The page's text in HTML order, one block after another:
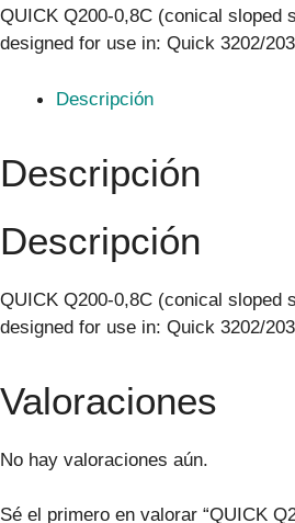
QUICK Q200-0,8C (conical sloped
designed for use in: Quick 3202/
Descripción
Descripción
Descripción
QUICK Q200-0,8C (conical sloped
designed for use in: Quick 3202/
Valoraciones
No hay valoraciones aún.
Sé el primero en valorar “QUICK